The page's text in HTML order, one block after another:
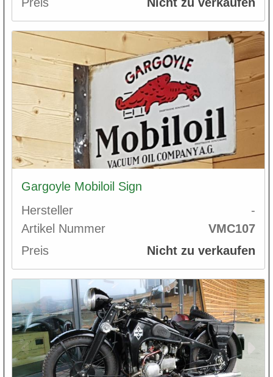
Gargoyle Mobiloil Sign
Hersteller
-
Artikel Nummer
VMC107
Preis
Nicht zu verkaufen